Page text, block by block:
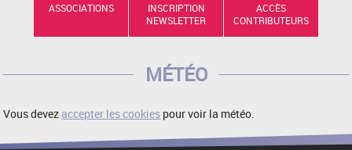
ASSOCIATIONS
INSCRIPTION
NEWSLETTER
ACCÈS
CONTRIBUTEURS
MÉTÉO
Vous devez accepter les cookies pour voir la météo.